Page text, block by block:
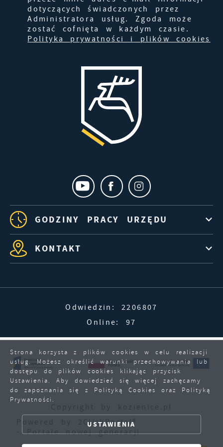
dotyczących świadczonych przez
Administratora usług. Zgoda może
zostać cofnięta w każdym czasie.
Polityka prywatności i plików cookies
GODZINY PRACY URZĘDU
KONTAKT
Odwiedzin: 2206807
Online: 97
2ClickPortal®
- Portale nowej generacji
Strona korzysta z plików cookies w celu realizacji
usług. Możesz określić warunki przechowywania lub
dostępu do plików cookies klikając przycisk
Ustawienia. Aby dowiedzieć się więcej zachęcamy
do zapoznania się z Polityką Cookies oraz Polityką
Prywatności.
USTAWIENIA
ZAPISZ WYBRANE